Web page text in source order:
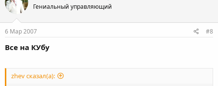
Гениальный управляющий
6 Мар 2007 #8
Все на КУбу
zhev сказал(а):